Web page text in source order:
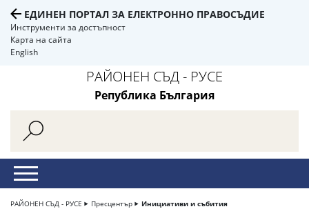
ЕДИНЕН ПОРТАЛ ЗА ЕЛЕКТРОННО ПРАВОСЪДИЕ
Инструменти за достъпност
Карта на сайта
English
РАЙОНЕН СЪД - РУСЕ
Република България
РАЙОНЕН СЪД - РУСЕ Пресцентър Инициативи и събития